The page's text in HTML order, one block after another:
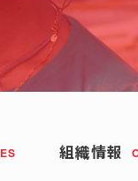
組織情報